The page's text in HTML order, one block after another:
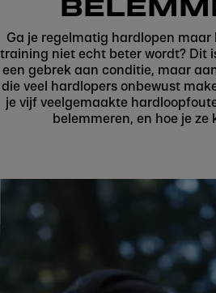
Ga je regelmatig hardlopen maar
training niet echt beter wordt? Dit
een gebrek aan conditie, maar
die veel hardlopers onbewust
je vijf veelgemaakte
belemmeren, en hoe je ze